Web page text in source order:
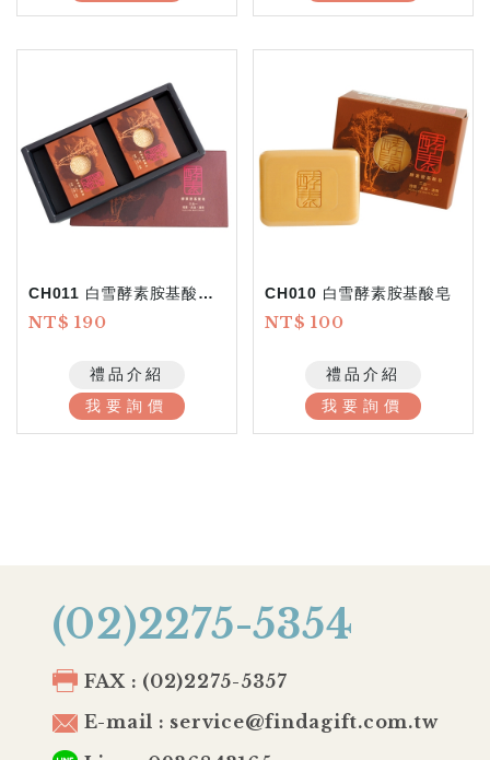
CH011 白雪酵素胺基酸皂-2入
NT$ 190
禮品介紹
我要詢價
CH010 白雪酵素胺基酸皂
NT$ 100
禮品介紹
我要詢價
(02)2275-5354
FAX : (02)2275-5357
E-mail : service@findagift.com.tw